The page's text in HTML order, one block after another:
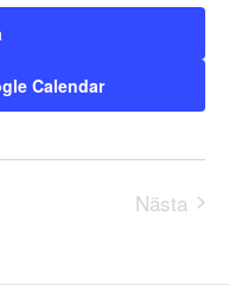
Calendar
Nästa